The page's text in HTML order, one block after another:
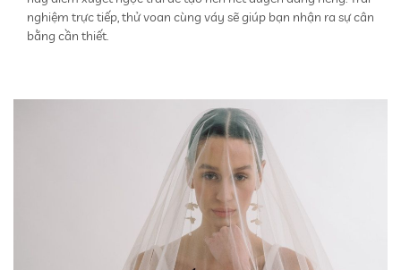
nghiệm trực tiếp, thử voan cùng váy sẽ giúp bạn nhận ra sự cân
bằng cần thiết.